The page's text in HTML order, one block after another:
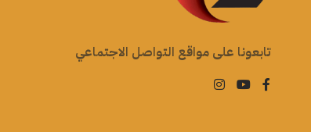
تابعونا على مواقع التواصل الاجتماعي